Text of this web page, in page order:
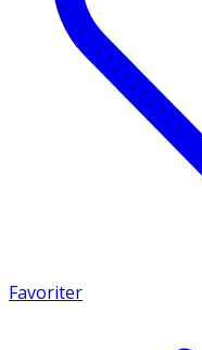
Favoriter